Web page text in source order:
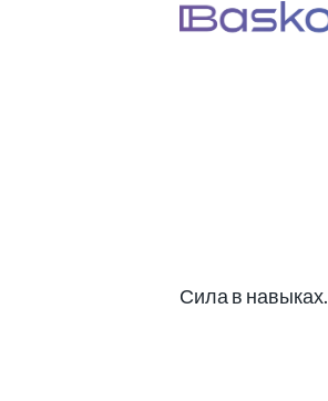
Сила в навыках.